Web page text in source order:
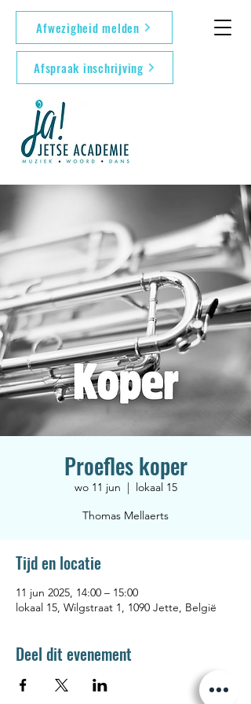
Afwezigheid melden
Afspraak inschrijving
Proefles koper
wo 11 jun
  |
lokaal 15
Thomas Mellaerts
Tijd en locatie
11 jun 2025, 14:00 – 15:00
lokaal 15, Wilgstraat 1, 1090 Jette, België
Deel dit evenement